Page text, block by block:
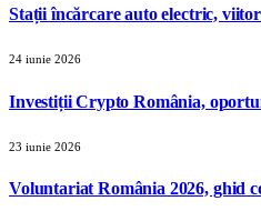
Stații încărcare auto electric,
24 iunie 2026
Investiții Crypto România,
23 iunie 2026
Voluntariat România 2026, ghid